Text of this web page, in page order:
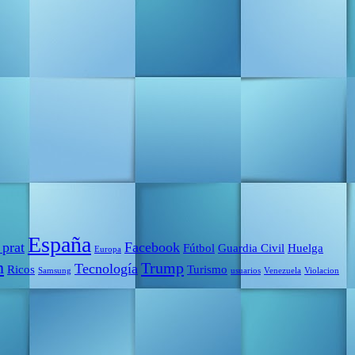
España Europa Facebook Fútbol Guardia Civil Huelga
Ricos Samsung Tecnología Trump Turismo usuarios Venezuela Violacion